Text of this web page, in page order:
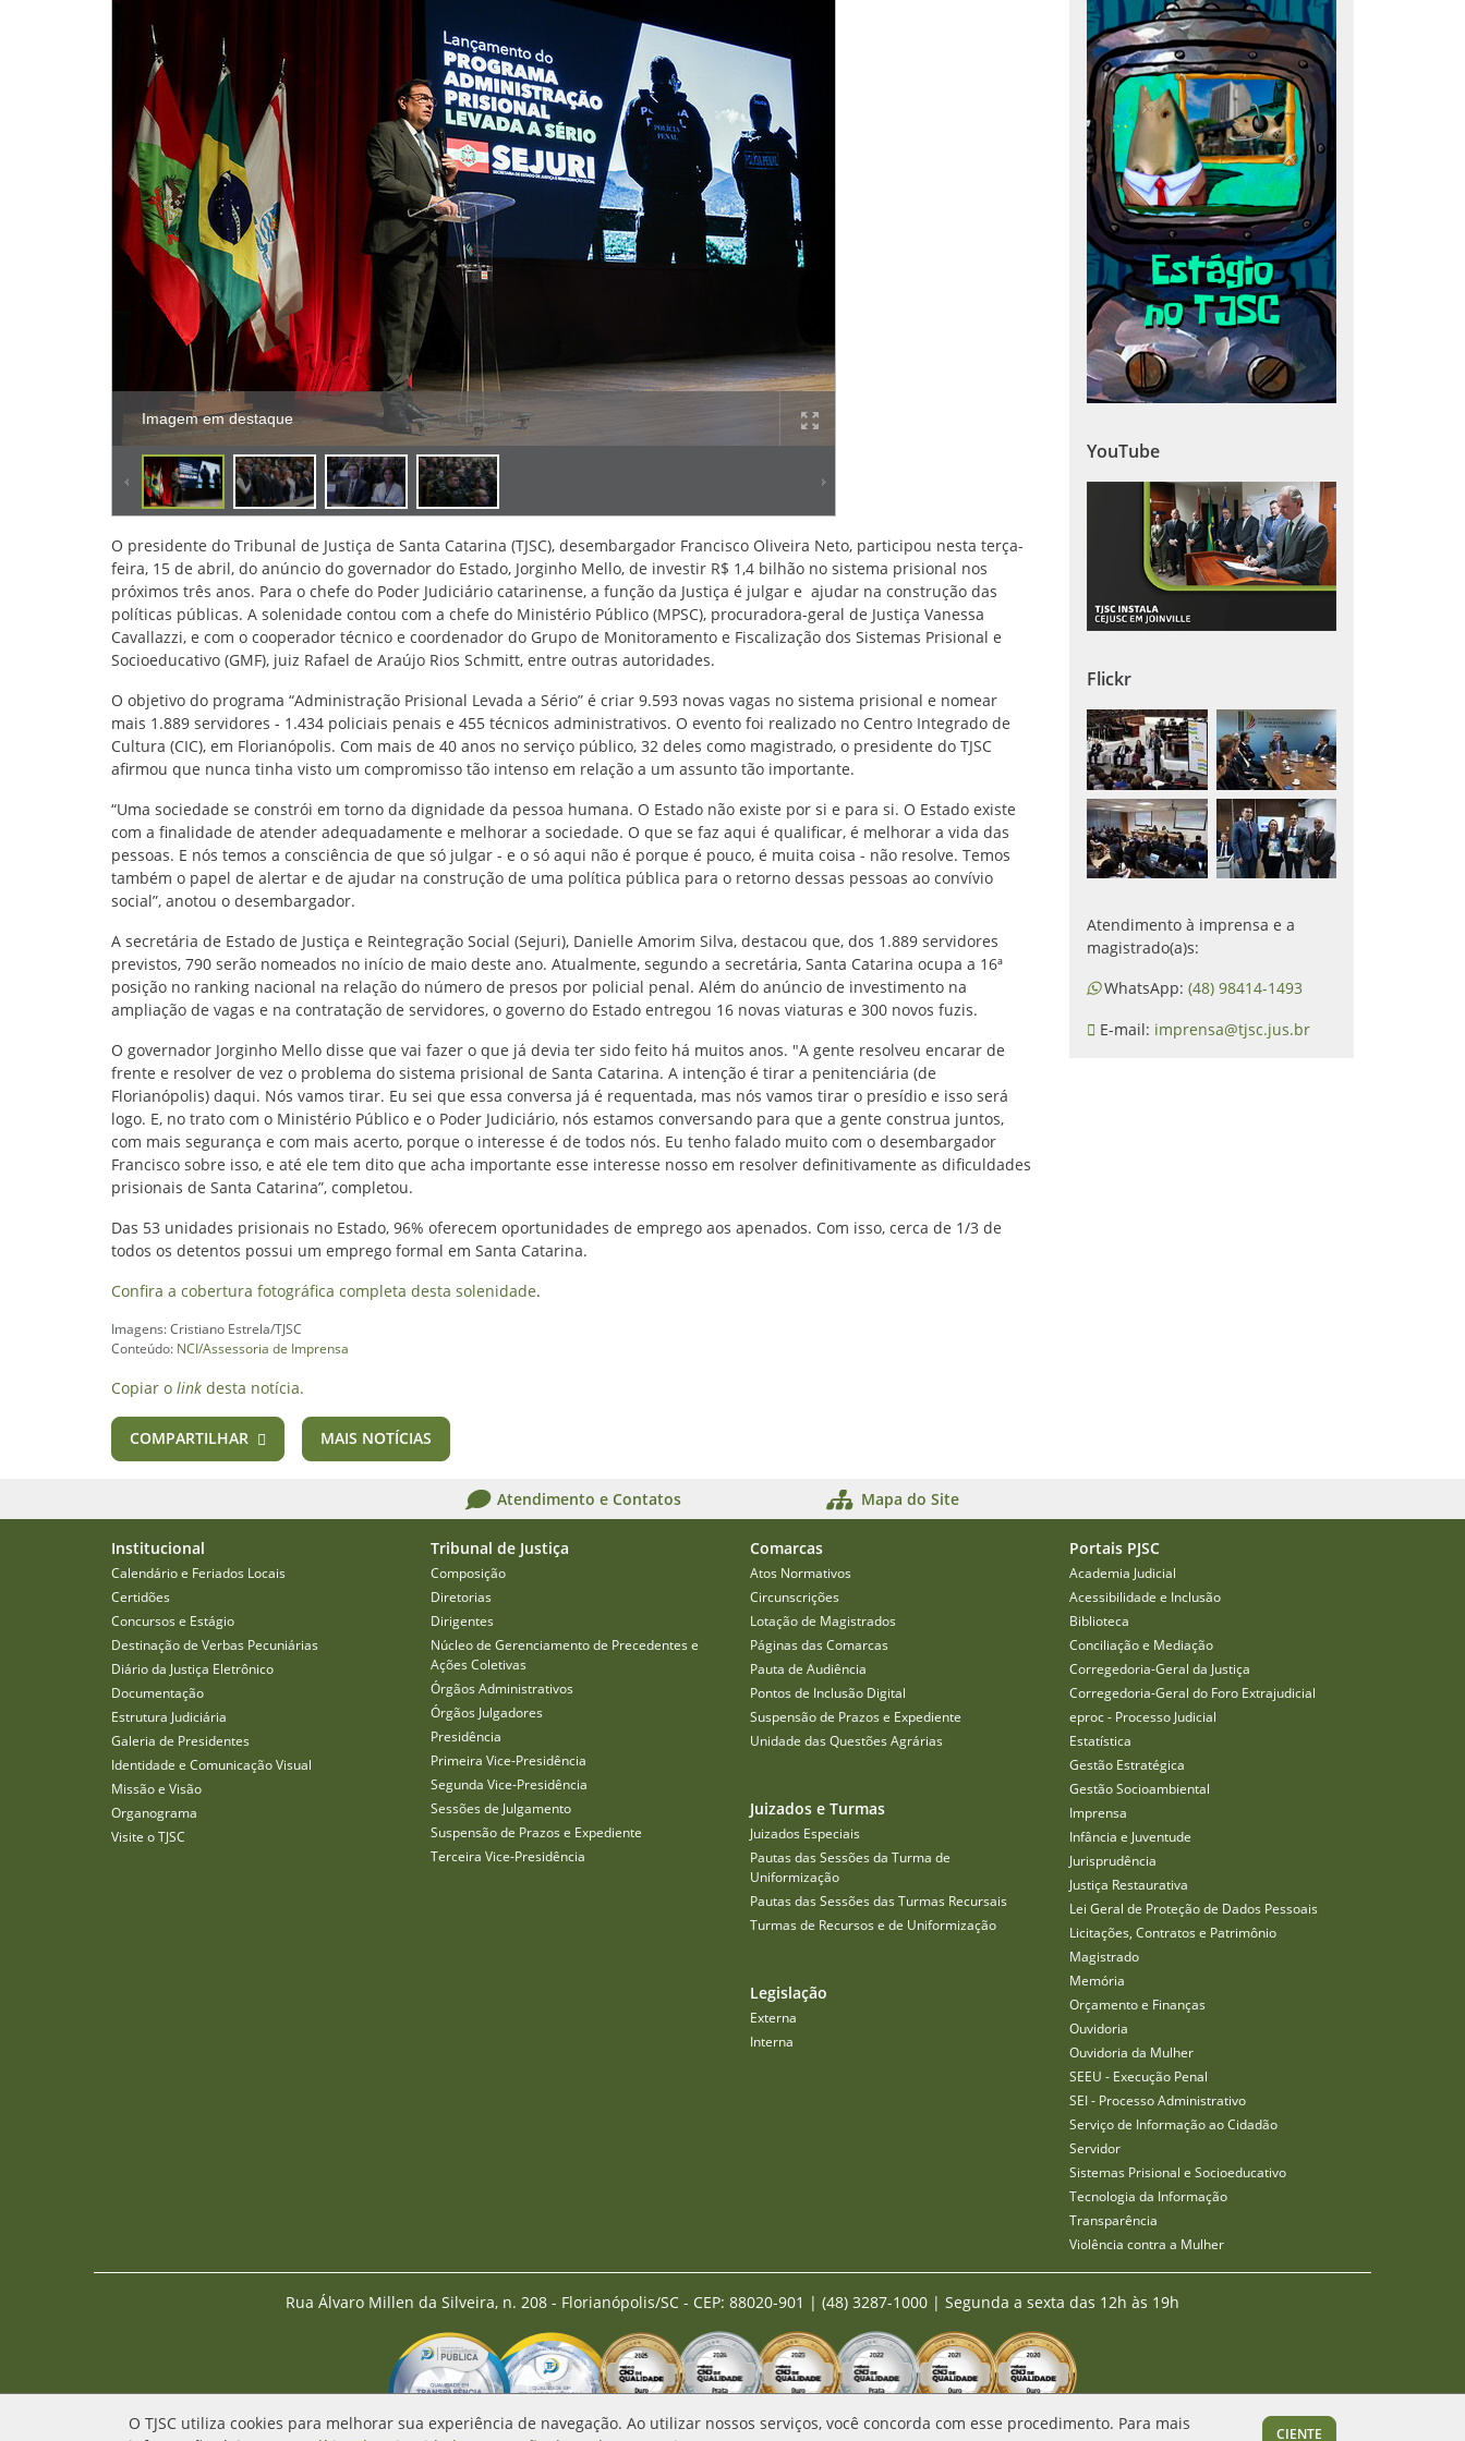
O TJSC utiliza cookies para melhorar sua experiência de navegação. Ao utilizar nossos serviços, você concorda com esse procedimento. Para mais
CIENTE
Imagem em destaque
O presidente do Tribunal de Justiça de Santa Catarina (TJSC), desembargador Francisco Oliveira Neto, participou nesta terça-
feira, 15 de abril, do anúncio do governador do Estado, Jorginho Mello, de investir R$ 1,4 bilhão no sistema prisional nos
próximos três anos. Para o chefe do Poder Judiciário catarinense, a função da Justiça é julgar e ajudar na construção das
políticas públicas. A solenidade contou com a chefe do Ministério Público (MPSC), procuradora-geral de Justiça Vanessa
Cavallazzi, e com o cooperador técnico e coordenador do Grupo de Monitoramento e Fiscalização dos Sistemas Prisional e
Socioeducativo (GMF), juiz Rafael de Araújo Rios Schmitt, entre outras autoridades.
O objetivo do programa “Administração Prisional Levada a Sério” é criar 9.593 novas vagas no sistema prisional e nomear
mais 1.889 servidores - 1.434 policiais penais e 455 técnicos administrativos. O evento foi realizado no Centro Integrado de
Cultura (CIC), em Florianópolis. Com mais de 40 anos no serviço público, 32 deles como magistrado, o presidente do TJSC
afirmou que nunca tinha visto um compromisso tão intenso em relação a um assunto tão importante.
“Uma sociedade se constrói em torno da dignidade da pessoa humana. O Estado não existe por si e para si. O Estado existe
com a finalidade de atender adequadamente e melhorar a sociedade. O que se faz aqui é qualificar, é melhorar a vida das
pessoas. E nós temos a consciência de que só julgar - e o só aqui não é porque é pouco, é muita coisa - não resolve. Temos
também o papel de alertar e de ajudar na construção de uma política pública para o retorno dessas pessoas ao convívio
social”, anotou o desembargador.
A secretária de Estado de Justiça e Reintegração Social (Sejuri), Danielle Amorim Silva, destacou que, dos 1.889 servidores
previstos, 790 serão nomeados no início de maio deste ano. Atualmente, segundo a secretária, Santa Catarina ocupa a 16ª
posição no ranking nacional na relação do número de presos por policial penal. Além do anúncio de investimento na
ampliação de vagas e na contratação de servidores, o governo do Estado entregou 16 novas viaturas e 300 novos fuzis.
O governador Jorginho Mello disse que vai fazer o que já devia ter sido feito há muitos anos. "A gente resolveu encarar de
frente e resolver de vez o problema do sistema prisional de Santa Catarina. A intenção é tirar a penitenciária (de
Florianópolis) daqui. Nós vamos tirar. Eu sei que essa conversa já é requentada, mas nós vamos tirar o presídio e isso será
logo. E, no trato com o Ministério Público e o Poder Judiciário, nós estamos conversando para que a gente construa juntos,
com mais segurança e com mais acerto, porque o interesse é de todos nós. Eu tenho falado muito com o desembargador
Francisco sobre isso, e até ele tem dito que acha importante esse interesse nosso em resolver definitivamente as dificuldades
prisionais de Santa Catarina”, completou.
Das 53 unidades prisionais no Estado, 96% oferecem oportunidades de emprego aos apenados. Com isso, cerca de 1/3 de
todos os detentos possui um emprego formal em Santa Catarina.
Confira a cobertura fotográfica completa desta solenidade.
Imagens: Cristiano Estrela/TJSC
Conteúdo: NCI/Assessoria de Imprensa
Copiar o link desta notícia.
COMPARTILHAR MAIS NOTÍCIAS
YouTube
Flickr
Atendimento à imprensa e a
magistrado(a)s:
WhatsApp: (48) 98414-1493
E-mail: imprensa@tjsc.jus.br
Atendimento e Contatos Mapa do Site
Institucional
Calendário e Feriados Locais
Certidões
Concursos e Estágio
Destinação de Verbas Pecuniárias
Diário da Justiça Eletrônico
Documentação
Estrutura Judiciária
Galeria de Presidentes
Identidade e Comunicação Visual
Missão e Visão
Organograma
Visite o TJSC
Tribunal de Justiça
Composição
Diretorias
Dirigentes
Núcleo de Gerenciamento de Precedentes e
Ações Coletivas
Órgãos Administrativos
Órgãos Julgadores
Presidência
Primeira Vice-Presidência
Segunda Vice-Presidência
Sessões de Julgamento
Suspensão de Prazos e Expediente
Terceira Vice-Presidência
Comarcas
Atos Normativos
Circunscrições
Lotação de Magistrados
Páginas das Comarcas
Pauta de Audiência
Pontos de Inclusão Digital
Suspensão de Prazos e Expediente
Unidade das Questões Agrárias
Juizados e Turmas
Juizados Especiais
Pautas das Sessões da Turma de
Uniformização
Pautas das Sessões das Turmas Recursais
Turmas de Recursos e de Uniformização
Legislação
Externa
Interna
Portais PJSC
Academia Judicial
Acessibilidade e Inclusão
Biblioteca
Conciliação e Mediação
Corregedoria-Geral da Justiça
Corregedoria-Geral do Foro Extrajudicial
eproc - Processo Judicial
Estatística
Gestão Estratégica
Gestão Socioambiental
Imprensa
Infância e Juventude
Jurisprudência
Justiça Restaurativa
Lei Geral de Proteção de Dados Pessoais
Licitações, Contratos e Patrimônio
Magistrado
Memória
Orçamento e Finanças
Ouvidoria
Ouvidoria da Mulher
SEEU - Execução Penal
SEI - Processo Administrativo
Serviço de Informação ao Cidadão
Servidor
Sistemas Prisional e Socioeducativo
Tecnologia da Informação
Transparência
Violência contra a Mulher
Rua Álvaro Millen da Silveira, n. 208 - Florianópolis/SC - CEP: 88020-901 | (48) 3287-1000 | Segunda a sexta das 12h às 19h